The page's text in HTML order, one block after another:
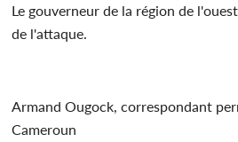
Le gouverneur de la région de
de l'attaque.
Armand Ougock, correspondant
Cameroun